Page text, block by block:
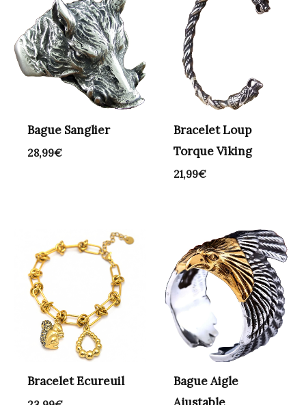
Bague Sanglier
28,99€
Bracelet Loup
Torque Viking
21,99€
Bracelet Ecureuil
Bague Aigle